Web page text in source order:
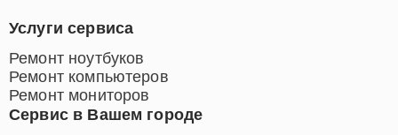
Сервис в Вашем городе
Услуги сервиса
Ремонт ноутбуков
Ремонт компьютеров
Ремонт мониторов